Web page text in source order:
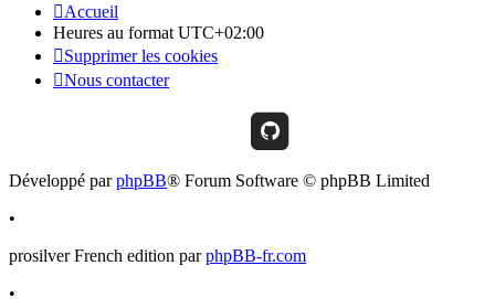
Accueil
Heures au format UTC+02:00
Supprimer les cookies
Nous contacter
Github
Développé parphpBB® Forum Software © phpBB Limited
•
prosilver French edition parphpBB-fr.com
•